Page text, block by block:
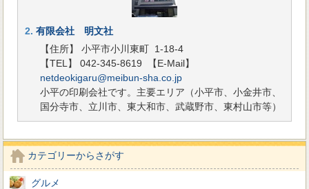
2. 有限会社 明文社
【住所】 小平市小川東町 1-18-4
【TEL】 042-345-8619
【E-Mail】
netdeokigaru@meibun-sha.co.jp
小平の印刷会社です。主要エリア（小平市、小金井市、
国分寺市、立川市、東大和市、武蔵野市、東村山市等）
カテゴリーからさがす
グルメ